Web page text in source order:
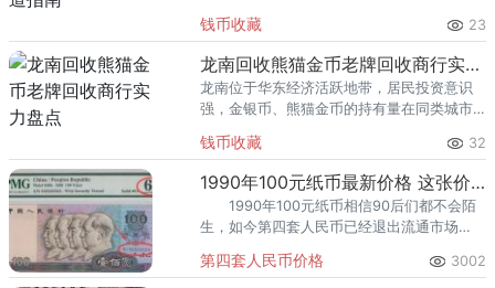
熊猫金币的需求就明显升温，但鱼龙混杂的
回收渠道里，能精准识别版别溢
钱币收藏 23
龙南回收熊猫金币老牌回收商行实力盘点
龙南位于华东经济活跃地带，居民投资意识
强，金银币、熊猫金币的持有量在同类城市
熊猫金币的需求就明显升温，但鱼龙混杂的
回收渠道里，能精准识别版别溢
钱币收藏 32
1990年100元纸币最新价格 这张价值79000元
1990年100元纸币相信90后们都不会陌
生，如今第四套人民币已经退出流通市场
那么100元纸币价格是多少呢？下面一起来看
第四套人民币价格 3002